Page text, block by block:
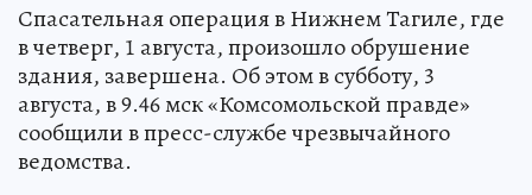
Спасательная операция в Нижнем Тагиле, где
в четверг, 1 августа, произошло обрушение
здания, завершена. Об этом в субботу, 3
августа, в 9.46 мск «Комсомольской правде»
сообщили в пресс-службе чрезвычайного
ведомства.